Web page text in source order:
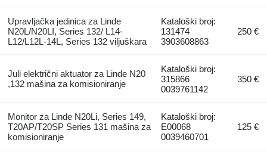
Upravljačka jedinica za Linde
N20L/N20LI, Series 132/ L14-
L12/L12L-14L, Series 132 viljuškara
Kataloški broj:
131474
3903608863
250 €
Juli električni aktuator za Linde N20
,132 mašina za komisioniranje
Kataloški broj:
315866
0039761142
350 €
Monitor za Linde N20Li, Series 149,
T20AP/T20SP Series 131 mašina za
komisioniranje
Kataloški broj:
E00068
0039460701
125 €